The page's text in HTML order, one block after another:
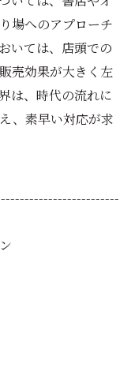
場へのアプローチ
いては、店頭での
売効果が大きく左
は、時代の流れに
、素早い対応が求